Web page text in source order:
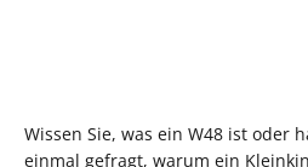
Wissen Sie, was ein W48 ist oder
einmal gefragt, warum ein